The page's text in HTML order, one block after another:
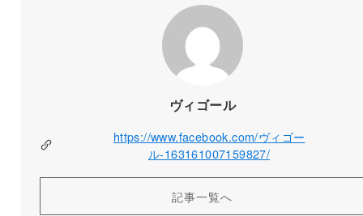
ヴィゴール
https://www.facebook.com/ヴィゴー
ル-163161007159827/
記事一覧へ